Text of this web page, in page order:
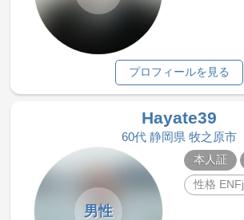
プロフィールを見る
Hayate39
60代 静岡県 牧之原市
男性
本人証
性格 ENFj